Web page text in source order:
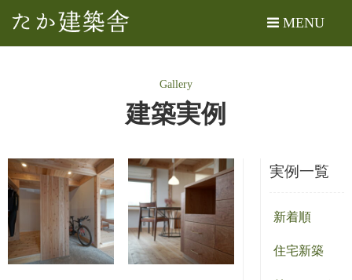
MENU
Gallery
建築実例
実例一覧
新着順
住宅新築